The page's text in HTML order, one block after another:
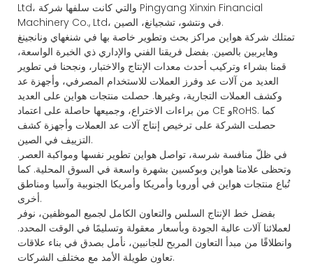
Ltd، والتي كانت سلفها شركة Pingyang Xinxin Financial
Machinery Co., Ltd، في ونتشو، تشجيانغ، الصين.
تمتلك شركة هواين مراكز بحث وتطوير خاصة بها في شنغهاي ونانجينغ
وهايربين بالصين. بفضل فريقنا الفني والإداري ذي الخبرة الواسعة،
قمنا بشراء وتركيب أحدث معدات الإنتاج والاختبار، ونجحنا في تطوير
العديد من آلات عد وفرز العملات للاستخدام المصرفي، وأجهزة عد
وكشف العملات التجارية، وغيرها. حصلت منتجات هواين على العديد
من براءات الاختراع، وجميعها حاصلة على اعتماد CE وRoHS. كما
حصلت الشركة على ترخيص إنتاج آلات عد العملات وأجهزة كشف
التزييف في الصين.
في ظلّ منافسة شرسة، تواصل هواين تطوير نفسها ومواكبة العصر.
وتحظى علامتا هواين وبوكسين بشهرة واسعة في السوق المحلية. كما
تُباع منتجات هواين في أوروبا وأمريكا وأمريكا الجنوبية وآسيا ومناطق
أخرى.
بفضل خط الإنتاج السلس والتعاون الكامل لجميع الموظفين، نوفر
لعملائنا آلات عالية الجودة وبأسعار معقولة وتسليمًا في الوقت المحدد.
وانطلاقًا من مبدأ التعاون المربح للجانبين، نأمل بصدق في بناء علاقات
تعاون طويلة الأمد مع مختلف الشركات.